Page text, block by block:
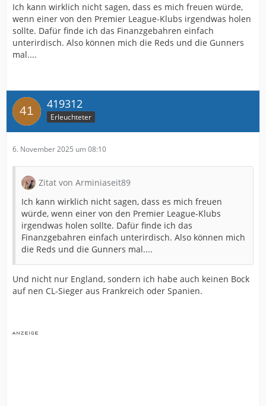
Ich kann wirklich nicht sagen, dass es mich freuen würde,
wenn einer von den Premier League-Klubs irgendwas holen
sollte. Dafür finde ich das Finanzgebahren einfach
unterirdisch. Also können mich die Reds und die Gunners
mal....
419312
Erleuchteter
6. November 2025 um 08:10
Zitat von Arminiaseit89
Ich kann wirklich nicht sagen, dass es mich freuen
würde, wenn einer von den Premier League-Klubs
irgendwas holen sollte. Dafür finde ich das
Finanzgebahren einfach unterirdisch. Also können mich
die Reds und die Gunners mal....
Und nicht nur England, sondern ich habe auch keinen Bock
auf nen CL-Sieger aus Frankreich oder Spanien.